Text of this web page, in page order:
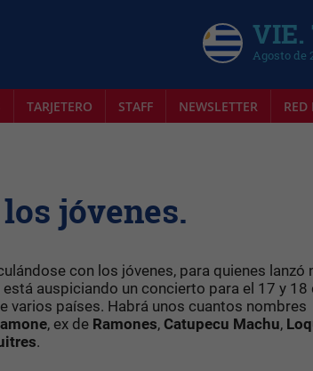
VIE.
Agosto de
TARJETERO STAFF NEWSLETTER
jóvenes.
con los jóvenes, para quienes lanzó
auspiciando un concierto para el 17 y 18
varios países. Habrá unos cuantos nombres
, ex de Ramones, Catupecu Machu,
.